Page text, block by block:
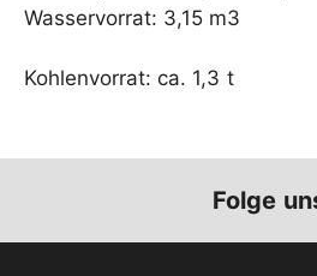
Wasservorrat: 3,15 m3
Kohlenvorrat: ca. 1,3 t
Folge